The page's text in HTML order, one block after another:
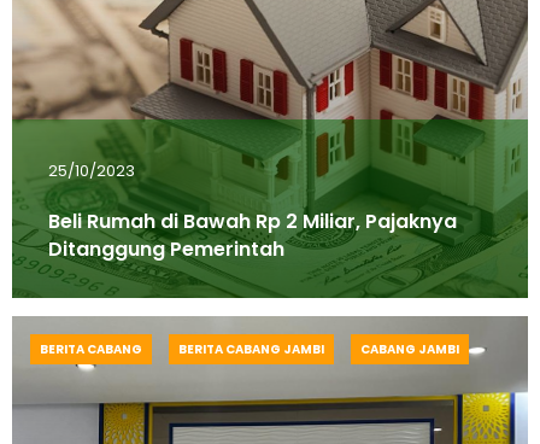
25/10/2023
Beli Rumah di Bawah Rp 2 Miliar, Pajaknya
Ditanggung Pemerintah
BERITA CABANG BERITA CABANG JAMBI CABANG JAMBI